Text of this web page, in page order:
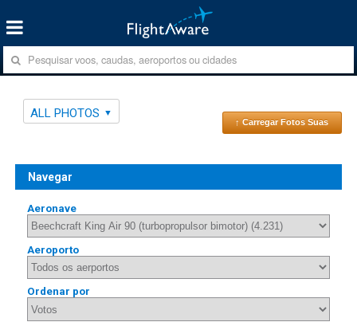
ALL PHOTOS
↑ Carregar Fotos Suas
Navegar
Aeronave
Aeroporto
Ordenar por